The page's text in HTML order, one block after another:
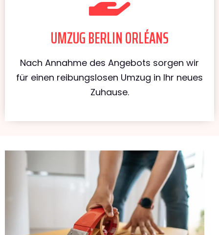
UMZUG BERLIN ORLÉANS
Nach Annahme des Angebots sorgen wir
für einen reibungslosen Umzug in Ihr neues
Zuhause.